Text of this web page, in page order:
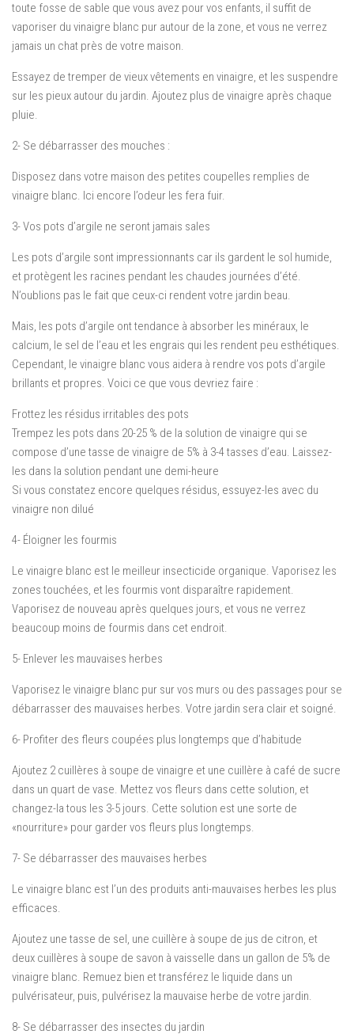
toute fosse de sable que vous avez pour vos enfants, il suffit de
vaporiser du vinaigre blanc pur autour de la zone, et vous ne verrez
jamais un chat près de votre maison.
Essayez de tremper de vieux vêtements en vinaigre, et les suspendre
sur les pieux autour du jardin. Ajoutez plus de vinaigre après chaque
pluie.
2- Se débarrasser des mouches :
Disposez dans votre maison des petites coupelles remplies de
vinaigre blanc. Ici encore l’odeur les fera fuir.
3- Vos pots d’argile ne seront jamais sales
Les pots d’argile sont impressionnants car ils gardent le sol humide,
et protègent les racines pendant les chaudes journées d’été.
N’oublions pas le fait que ceux-ci rendent votre jardin beau.
Mais, les pots d’argile ont tendance à absorber les minéraux, le
calcium, le sel de l’eau et les engrais qui les rendent peu esthétiques.
Cependant, le vinaigre blanc vous aidera à rendre vos pots d’argile
brillants et propres. Voici ce que vous devriez faire :
Frottez les résidus irritables des pots
Trempez les pots dans 20-25 % de la solution de vinaigre qui se
compose d’une tasse de vinaigre de 5% à 3-4 tasses d’eau. Laissez-
les dans la solution pendant une demi-heure
Si vous constatez encore quelques résidus, essuyez-les avec du
vinaigre non dilué
4- Éloigner les fourmis
Le vinaigre blanc est le meilleur insecticide organique. Vaporisez les
zones touchées, et les fourmis vont disparaître rapidement.
Vaporisez de nouveau après quelques jours, et vous ne verrez
beaucoup moins de fourmis dans cet endroit.
5- Enlever les mauvaises herbes
Vaporisez le vinaigre blanc pur sur vos murs ou des passages pour se
débarrasser des mauvaises herbes. Votre jardin sera clair et soigné.
6- Profiter des fleurs coupées plus longtemps que d’habitude
Ajoutez 2 cuillères à soupe de vinaigre et une cuillère à café de sucre
dans un quart de vase. Mettez vos fleurs dans cette solution, et
changez-la tous les 3-5 jours. Cette solution est une sorte de
«nourriture» pour garder vos fleurs plus longtemps.
7- Se débarrasser des mauvaises herbes
Le vinaigre blanc est l’un des produits anti-mauvaises herbes les plus
efficaces.
Ajoutez une tasse de sel, une cuillère à soupe de jus de citron, et
deux cuillères à soupe de savon à vaisselle dans un gallon de 5% de
vinaigre blanc. Remuez bien et transférez le liquide dans un
pulvérisateur, puis, pulvérisez la mauvaise herbe de votre jardin.
8- Se débarrasser des insectes du jardin